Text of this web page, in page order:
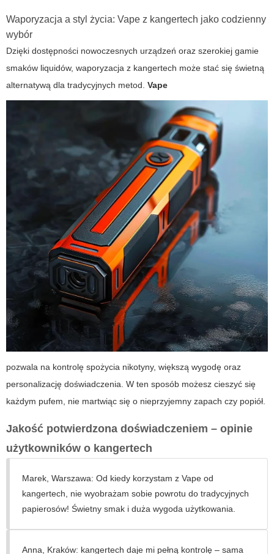
Waporyzacja a styl życia: Vape z kangertech jako codzienny
wybór
Dzięki dostępności nowoczesnych urządzeń oraz szerokiej gamie
smaków liquidów, waporyzacja z kangertech może stać się świetną
alternatywą dla tradycyjnych metod. Vape
pozwala na kontrolę spożycia nikotyny, większą wygodę oraz
personalizację doświadczenia. W ten sposób możesz cieszyć się
każdym pufem, nie martwiąc się o nieprzyjemny zapach czy popiół.
Jakość potwierdzona doświadczeniem – opinie
użytkowników o kangertech
Marek, Warszawa: Od kiedy korzystam z Vape od
kangertech , nie wyobrażam sobie powrotu do tradycyjnych
papierosów! Świetny smak i duża wygoda użytkowania.
Anna, Kraków: kangertech daje mi pełną kontrolę – sama